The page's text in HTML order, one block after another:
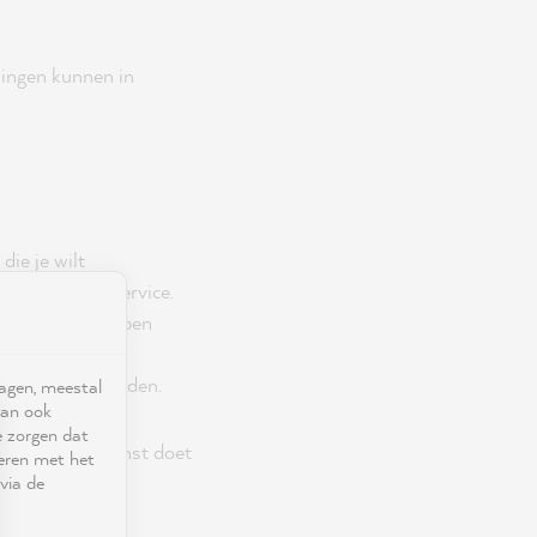
kunnen in
die je wilt
klantenservice.
vervolgstappen
te houden.
De bezorgdienst doet
meestal
ook
zorgen dat
met het
de